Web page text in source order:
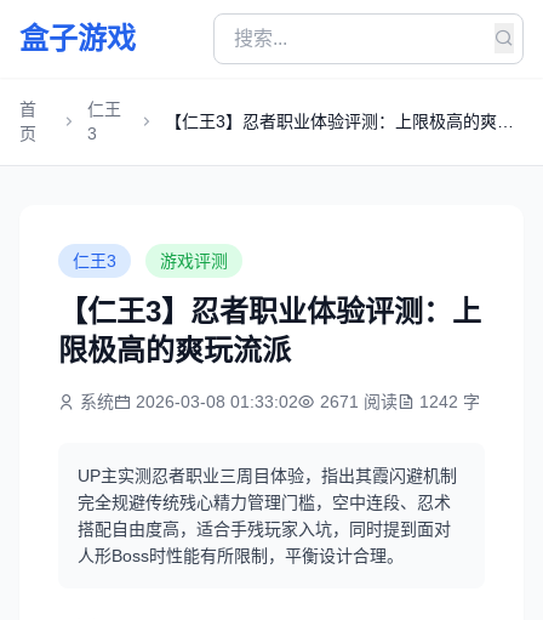
盒子游戏
首
页
仁王
3
【仁王3】忍者职业体验评测：上限极高的爽玩
仁王3 游戏评测
【仁王3】忍者职业体验评测：上
限极高的爽玩流派
系统 2026-03-08 01:33:02 2671 阅读 1242 字
UP主实测忍者职业三周目体验，指出其霞闪避机制
完全规避传统残心精力管理门槛，空中连段、忍术
搭配自由度高，适合手残玩家入坑，同时提到面对
人形Boss时性能有所限制，平衡设计合理。